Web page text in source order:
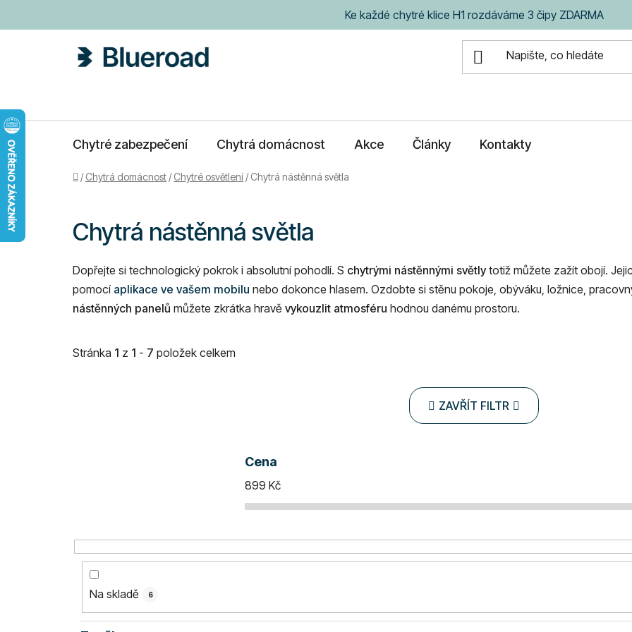
Ke každé chytré klice H1 rozdáváme 3 čipy ZDARMA
Chytré zabezpečení Chytrá domácnost Akce Články Kontakty
Domů
/ Chytrá domácnost / Chytré osvětlení / Chytrá nástěnná světla
Chytrá nástěnná světla
Dopřejte si technologický pokrok i absolutní pohodlí. S chytrými nástěnnými světly totiž můžete zažít obojí.
pomocí aplikace ve vašem mobilu nebo dokonce hlasem. Ozdobte si stěnu pokoje, obýváku, ložnice,
nástěnných panelů můžete zkrátka hravě vykouzlit atmosféru hodnou danému prostoru.
Stránka 1 z 1 - 7 položek celkem
ZAVŘÍT FILTR
Cena
899 Kč
Na skladě 6